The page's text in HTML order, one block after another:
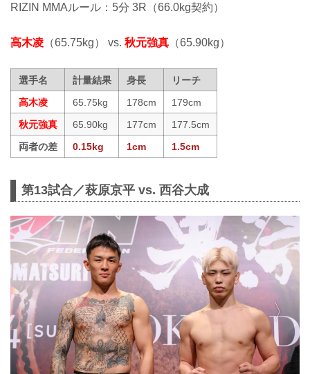
RIZIN MMAルール：5分 3R（66.0kg契約）
高木凌 （65.75kg） vs. 秋元強真 （65.90kg）
選手名 計量結果 身長
リーチ
高木凌
65.75kg 178cm
179cm
秋元強真
65.90kg 177cm
177.5cm
両者の差
0.15kg 1cm 1.5cm
第13試合／萩原京平 vs. 西谷大成